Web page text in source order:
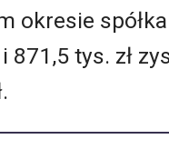
okresie spółka
871,5 tys. zł